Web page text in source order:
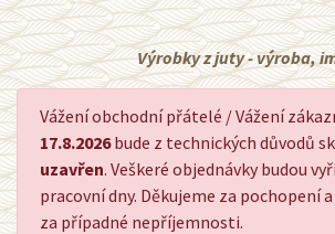
Výrobky z juty - výroba,
Vážení obchodní přátelé / Vážení
17.8.2026bude z technických důvodů
uzavřen. Veškeré objednávky budou
pracovní dny. Děkujeme za pochopení
za případné nepříjemnosti.